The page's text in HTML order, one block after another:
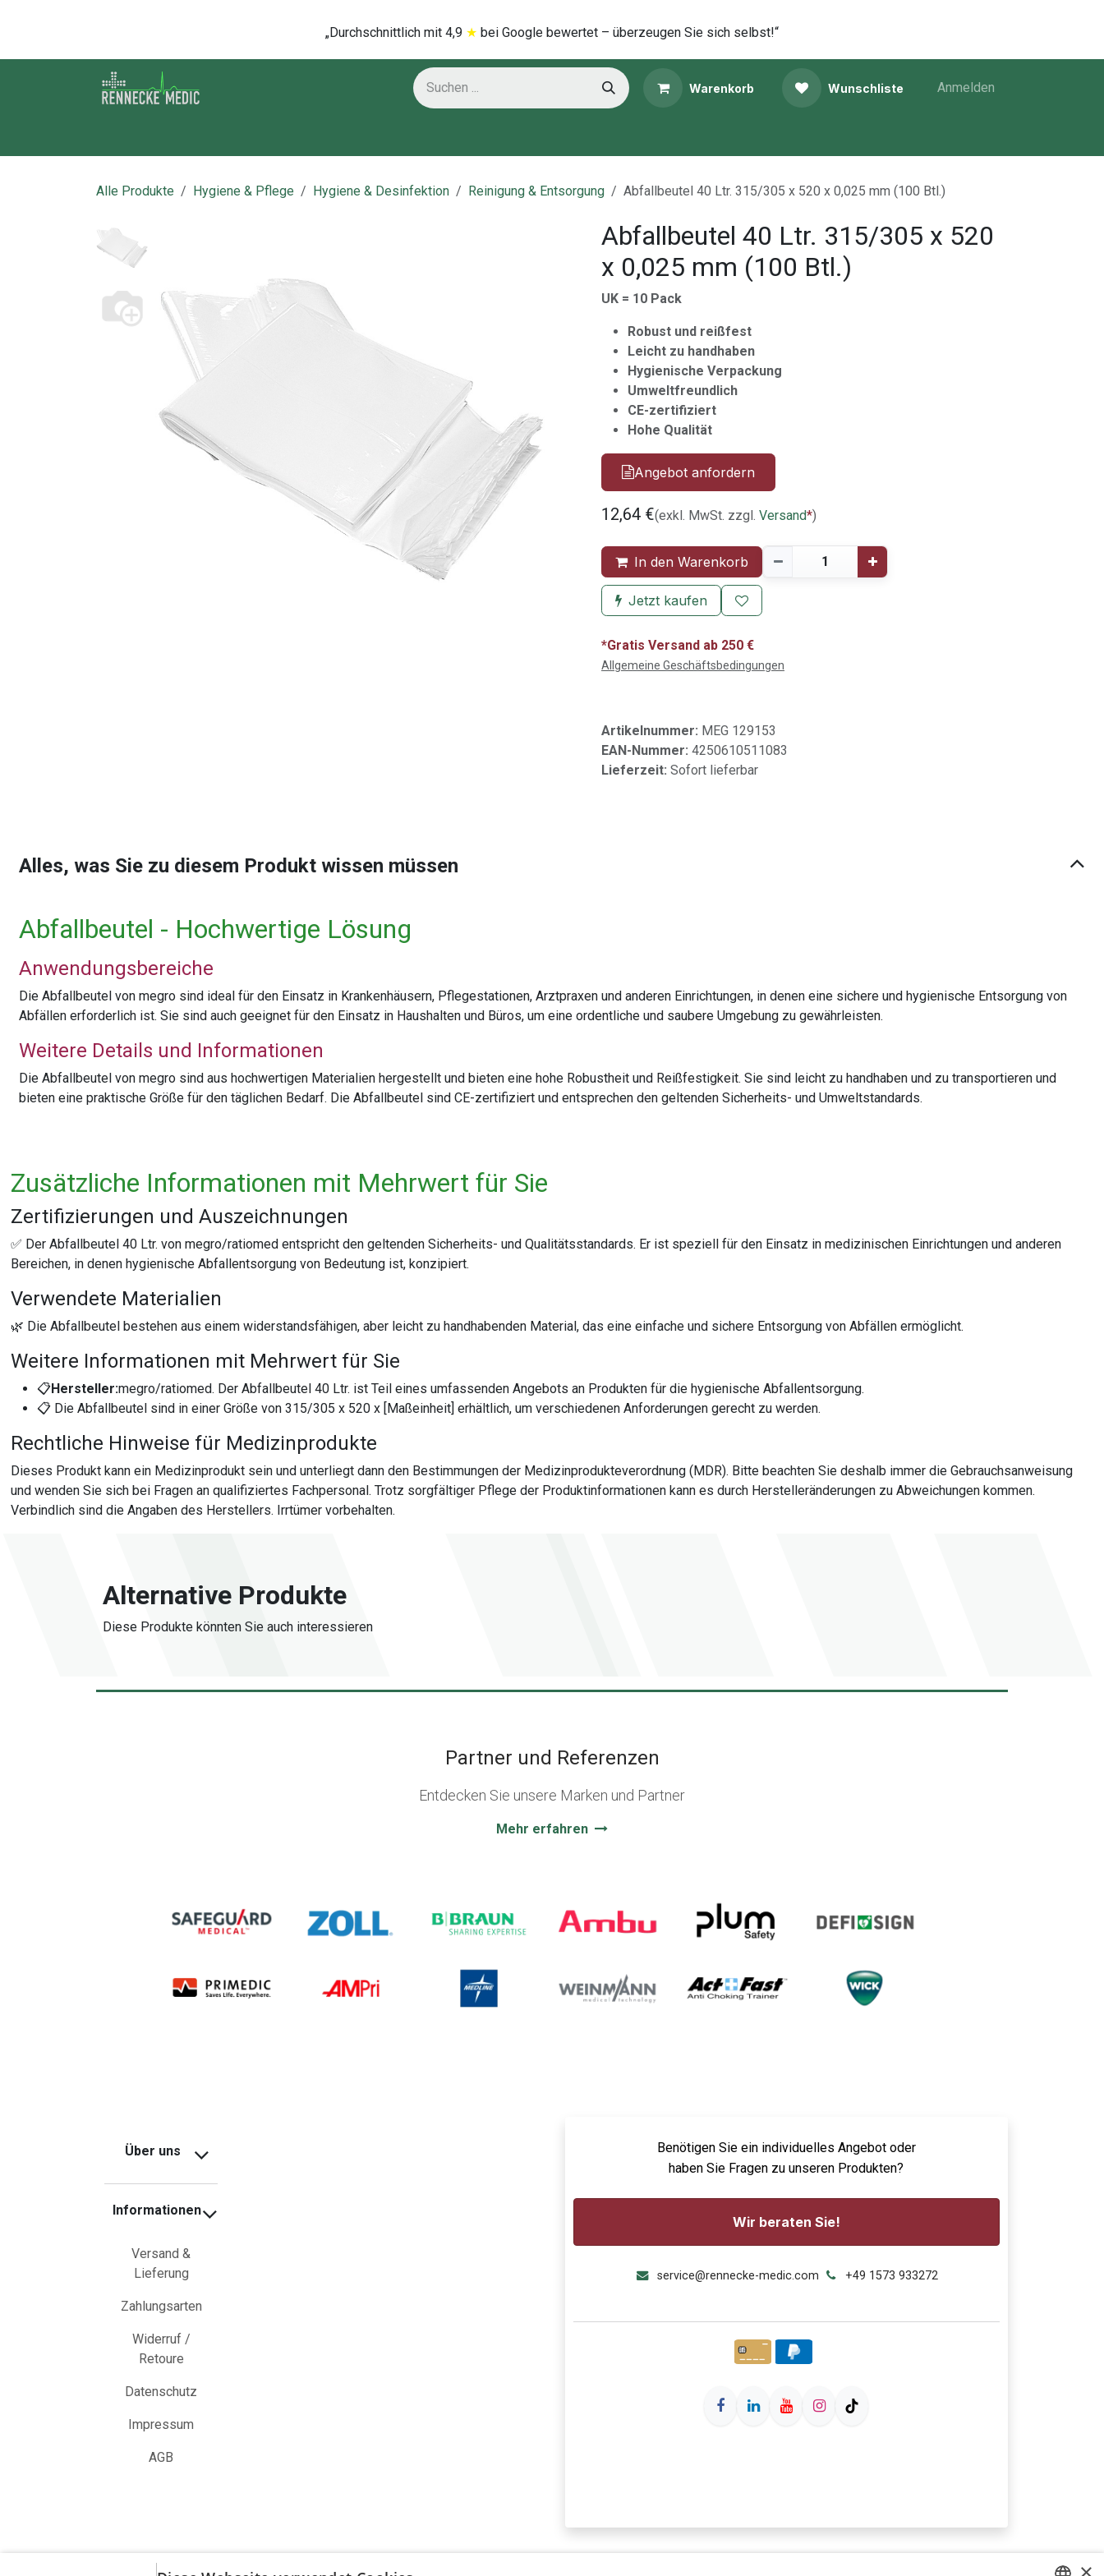
„Durchschnittlich mi​t 4,9 ★ bei Google bewertet – überzeugen Sie sich selbst!“
Warenkorb Wunschliste Anmelden
Alle Produkte Hygiene & Pflege Hygiene & Desinfektion Reinigung & Entsorgung Abfallbeutel 40 Ltr. 315/305 x 520 x 0,025 mm (100 Btl.)
Abfallbeutel 40 Ltr. 315/305 x 520
x 0,025 mm (100 Btl.)
UK = 10 Pack
Robust und reißfest
Leicht zu handhaben
Hygienische Verpackung
Umweltfreundlich
CE-zertifiziert
Hohe Qualität
Angebot anfordern
12,64 €(exkl. MwSt. zzgl. Versand*)
In den Warenkorb
Jetzt kaufen
*Gratis Versand ab 250 €
Allgemeine Geschäftsbedingungen
Artikelnummer: MEG 129153
EAN-Nummer: 4250610511083
Lieferzeit: Sofort lieferbar
Alles, was Sie zu diesem Produkt wissen müssen
Abfallbeutel - Hochwertige Lösung
Anwendungsbereiche
Die Abfallbeutel von megro sind ideal für den Einsatz in Krankenhäusern, Pflegestationen, Arztpraxen und anderen Einrichtungen, in denen eine sichere und hygienische Entsorgung von
Abfällen erforderlich ist. Sie sind auch geeignet für den Einsatz in Haushalten und Büros, um eine ordentliche und saubere Umgebung zu gewährleisten.
Weitere Details und Informationen
Die Abfallbeutel von megro sind aus hochwertigen Materialien hergestellt und bieten eine hohe Robustheit und Reißfestigkeit. Sie sind leicht zu handhaben und zu transportieren und
bieten eine praktische Größe für den täglichen Bedarf. Die Abfallbeutel sind CE-zertifiziert und entsprechen den geltenden Sicherheits- und Umweltstandards.
Zusätzliche Informationen mit Mehrwert für Sie
Zertifizierungen und Auszeichnungen
✅ Der Abfallbeutel 40 Ltr. von megro/ratiomed entspricht den geltenden Sicherheits- und Qualitätsstandards. Er ist speziell für den Einsatz in medizinischen Einrichtungen und anderen
Bereichen, in denen hygienische Abfallentsorgung von Bedeutung ist, konzipiert.
Verwendete Materialien
🌿 Die Abfallbeutel bestehen aus einem widerstandsfähigen, aber leicht zu handhabenden Material, das eine einfache und sichere Entsorgung von Abfällen ermöglicht.
Weitere Informationen mit Mehrwert für Sie
📋Hersteller:megro/ratiomed. Der Abfallbeutel 40 Ltr. ist Teil eines umfassenden Angebots an Produkten für die hygienische Abfallentsorgung.
📋 Die Abfallbeutel sind in einer Größe von 315/305 x 520 x [Maßeinheit] erhältlich, um verschiedenen Anforderungen gerecht zu werden.
Rechtliche Hinweise für Medizinprodukte
Dieses Produkt kann ein Medizinprodukt sein und unterliegt dann den Bestimmungen der Medizinprodukteverordnung (MDR). Bitte beachten Sie deshalb immer die Gebrauchsanweisung
und wenden Sie sich bei Fragen an qualifiziertes Fachpersonal. Trotz sorgfältiger Pflege der Produktinformationen kann es durch Herstelleränderungen zu Abweichungen kommen.
Verbindlich sind die Angaben des Herstellers. Irrtümer vorbehalten.
Alternative Produkte
Diese Produkte könnten Sie auch interessieren
Partner und Referenzen
Entdecken Sie unsere Marken und Partner
Mehr erfahren
Über uns
Informationen
Versand &
Lieferung
Zahlungsarten
Widerruf /
Retoure
Datenschutz
Impressum
AGB
Benötigen Sie ein individuelles Angebot oder
haben Sie Fragen zu unseren Produkten?
Wir beraten Sie!
service@rennecke-medic.com +49 1573 933272